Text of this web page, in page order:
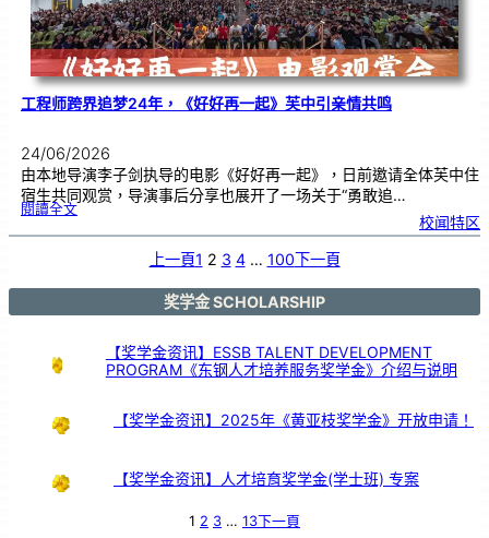
工程师跨界追梦24年，《好好再一起》芙中引亲情共鸣
24/06/2026
由本地导演李子剑执导的电影《好好再一起》，日前邀请全体芙中住
宿生共同观赏，导演事后分享也展开了一场关于“勇敢追…
閱讀全文:工
跨
，
好
校闻特区
上一頁1 2 3 4 … 100下一頁
奖学金 SCHOLARSHIP
【奖学金资讯】ESSB TALENT DEVELOPMENT
PROGRAM《东钢人才培养服务奖学金》介绍与说明
【奖学金资讯】2025年《黄亚枝奖学金》开放申请！
【奖学金资讯】人才培育奖学金(学士班) 专案
1 2 3 … 13下一頁